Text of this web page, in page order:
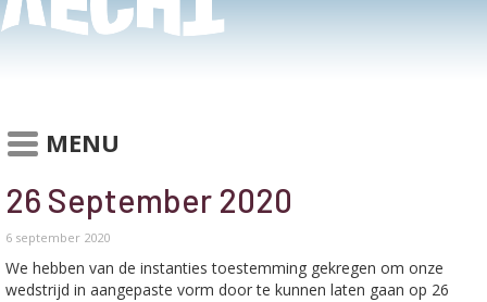
MENU
26 September 2020
6 september 2020
We hebben van de instanties toestemming gekregen om onze
wedstrijd in aangepaste vorm door te kunnen laten gaan op 26